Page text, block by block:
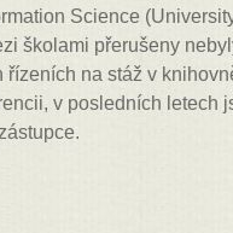
Science
školami přerušeny
řízeních na stáž v
v posledních letech